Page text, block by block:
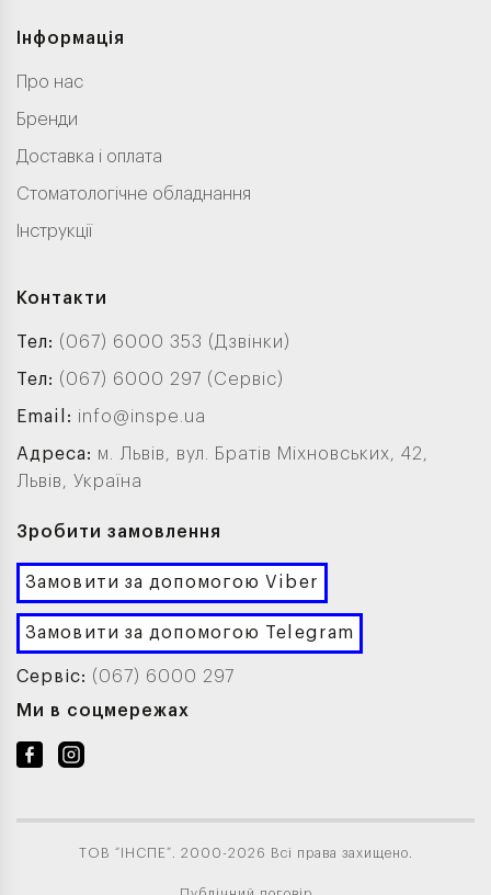
Інформація
Про нас
Бренди
Доставка і оплата
Стоматологічне обладнання
Інструкції
Контакти
Тел: (067) 6000 353 (Дзвінки)
Тел: (067) 6000 297 (Сервіс)
Email: info@inspe.ua
Адреса: м. Львів, вул. Братів Міхновських, 42,
Львів, Україна
Зробити замовлення
Замовити за допомогою Viber
Замовити за допомогою Telegram
Сервіс: (067) 6000 297
Ми в соцмережах
ТОВ “ІНСПЕ”. 2000-2026 Всі права захищено.